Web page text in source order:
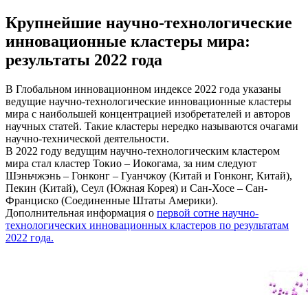
Крупнейшие научно-технологические
инновационные кластеры мира:
результаты 2022 года
В Глобальном инновационном индексе 2022 года указаны
ведущие научно-технологические инновационные кластеры
мира с наибольшей концентрацией изобретателей и авторов
научных статей. Такие кластеры нередко называются очагами
научно-технической деятельности.
В 2022 году ведущим научно-технологическим кластером
мира стал кластер Токио – Иокогама, за ним следуют
Шэньчжэнь – Гонконг – Гуанчжоу (Китай и Гонконг, Китай),
Пекин (Китай), Сеул (Южная Корея) и Сан-Хосе – Сан-
Франциско (Соединенные Штаты Америки).
Дополнительная информация о первой сотне научно-
технологических инновационных кластеров по результатам
2022 года.